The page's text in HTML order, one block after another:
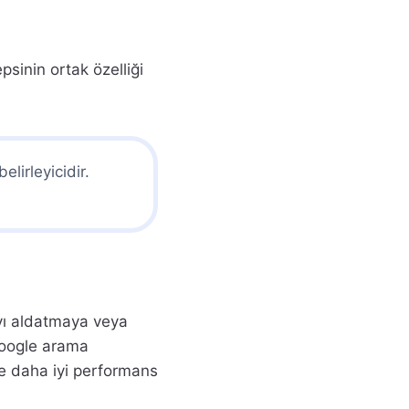
ortak özelliği
aldatmaya veya
arama
daha iyi performans